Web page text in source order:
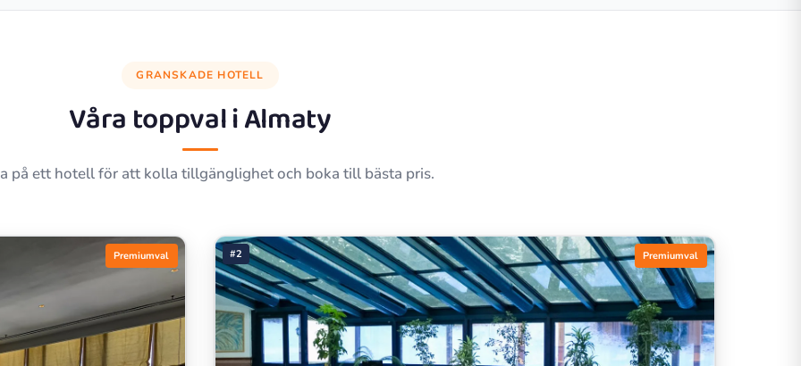
GRANSKADE HOTELL
Våra toppval iAlmaty
på ett hotell för att kolla tillgänglighet och boka till bästa pris.
Premiumval #2 Premiumval